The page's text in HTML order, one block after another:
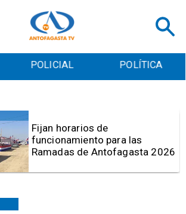
POLÍTICA CULTURA
Fijan horarios de
funcionamiento para las
Ramadas de Antofagasta 2026